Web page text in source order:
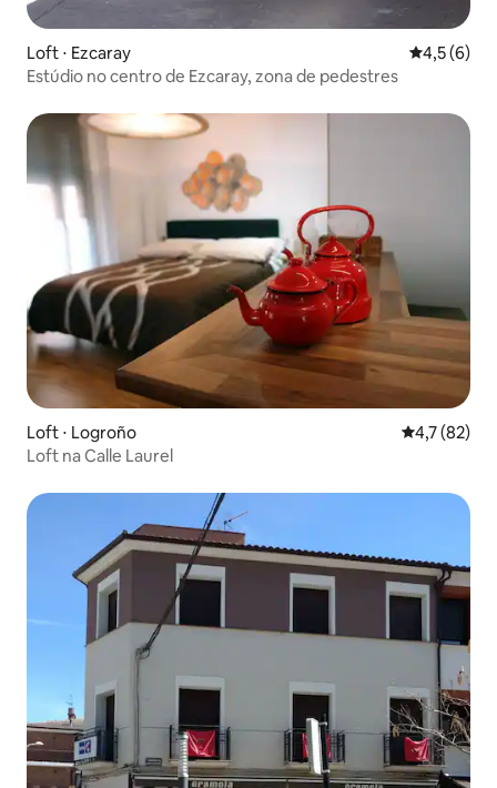
Loft ⋅ Ezcaray 4,5 de
4,5 (6)
Estúdio no centro de Ezcaray, zona de pedestres
Loft ⋅ Logroño 4,7 de uma
4,7 (82)
Loft na Calle Laurel